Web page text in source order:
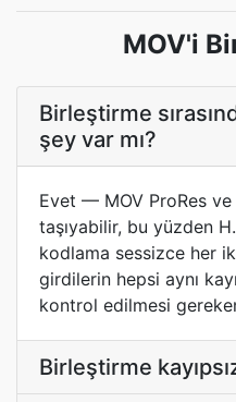
MOV'i
Birleştirme
şey var mı?
Evet — MOV ProRes
taşıyabilir, bu yüzden
kodlama sessizce her
girdilerin hepsi aynı
kontrol edilmesi
Birleştirme